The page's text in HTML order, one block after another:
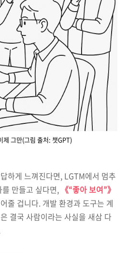
제 그만(그림 출처: 챗GPT)
하게 느껴진다면, LGTM에서 멈추
만들고 싶다면, 《“좋아 보여”》
줄 겁니다. 개발 환경과 도구는 계
결국 사람이라는 사실을 새삼 다